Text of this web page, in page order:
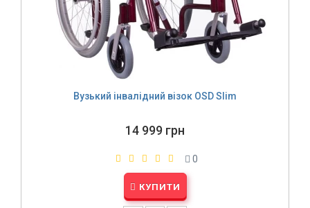
Вузький інвалідний візок OSD Slim
14 999 грн
0
КУПИТИ